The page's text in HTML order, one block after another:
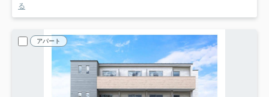
る
アパート